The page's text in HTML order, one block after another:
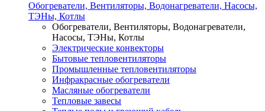
Обогреватели, Вентиляторы, Водонагреватели, Насосы,
ТЭНы, Котлы
Обогреватели, Вентиляторы, Водонагреватели,
Насосы, ТЭНы, Котлы
Электрические конвекторы
Бытовые тепловентиляторы
Промышленные тепловентиляторы
Инфракрасные обогреватели
Масляные обогреватели
Тепловые завесы